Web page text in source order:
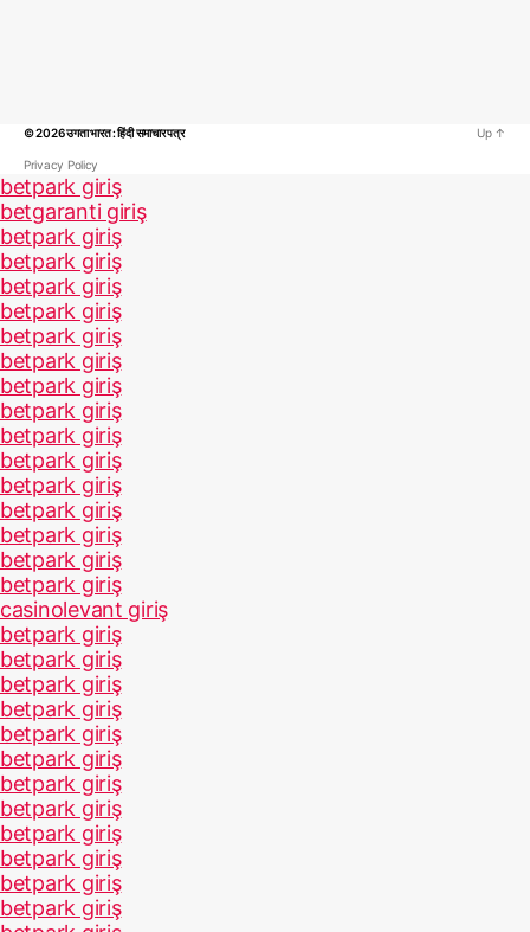
© 2026उगता भारत : हिंदी समाचार पत्र
Privacy Policy
Up ↑
betpark giriş
betgaranti giriş
betpark giriş
betpark giriş
betpark giriş
betpark giriş
betpark giriş
betpark giriş
betpark giriş
betpark giriş
betpark giriş
betpark giriş
betpark giriş
betpark giriş
betpark giriş
betpark giriş
betpark giriş
casinolevant giriş
betpark giriş
betpark giriş
betpark giriş
betpark giriş
betpark giriş
betpark giriş
betpark giriş
betpark giriş
betpark giriş
betpark giriş
betpark giriş
betpark giriş